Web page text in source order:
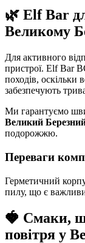
🌿 Elf Bar
Великому
Для активного
пристрої. Elf Bar
походів, оскільки
забезпечують
Ми гарантуємо
Великий
подорожжю.
Переваги
Герметичний
пилу, що є
🍓 Смаки,
повітря у